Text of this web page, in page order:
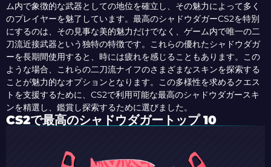
ム内で象徴的な武器としての地位を確立し、その魅力によって多く
のプレイヤーを魅了しています。最高のシャドウダガーCS2を特別
にするのは、その見事な美的魅力だけでなく、ゲーム内で唯一の二
刀流近接武器という独特の特徴です。これらの優れたシャドウダガ
ーを長期間使用すると、時には疲れを感じることもあります。この
ような場合、これらの二刀流ナイフのさまざまなスキンを探索する
ことが魅力的なオプションとなります。この多様性を求めるクエス
トを支援するために、CS2で利用可能な最高のシャドウダガースキ
ンを精選し、鑑賞し探索するために選びました。
CS2で最高のシャドウダガートップ 10